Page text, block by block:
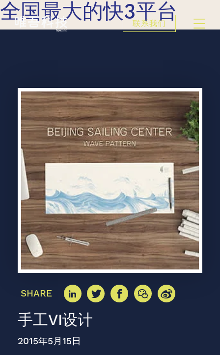
全国最大的快3平台
联系我们
SHARE
手工VI设计
2015年5月15日